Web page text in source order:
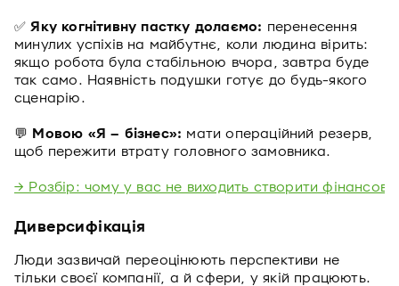
✅Яку когнітивну пастку долаємо: перенесення
минулих успіхів на майбутнє, коли людина вірить:
якщо робота була стабільною вчора, завтра буде
так само. Наявність подушки готує до будь-якого
сценарію.
💬 Мовою «Я – бізнес»: мати операційний резерв,
щоб пережити втрату головного замовника.
→ Розбір: чому у вас не виходить створити
Диверсифікація
Люди зазвичай переоцінюють перспективи не
тільки своєї компанії, а й сфери, у якій працюють.